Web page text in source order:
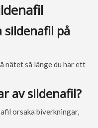
på
nätet så länge du har ett
av sildenafil?
orsaka biverkningar,